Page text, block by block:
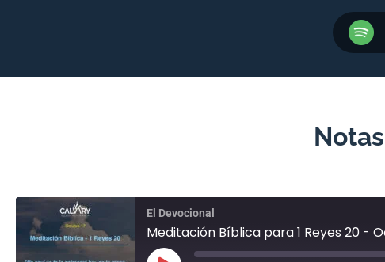
El Devocional
Meditación Bíblica para 1 Reyes 20 -